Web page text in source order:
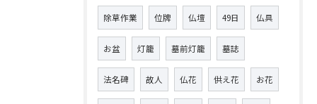
除草作業 位牌 仏壇 49日 仏具
お盆 灯籠 墓前灯籠 墓誌
法名碑 故人 仏花 供え花 お花